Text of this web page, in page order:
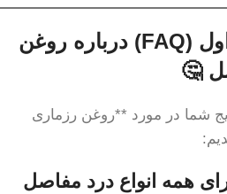
پرسش و پاسخ متداول (FAQ) درباره روغن
🤔
شما در مورد **روغن رزماری
همه انواع درد مفاصل